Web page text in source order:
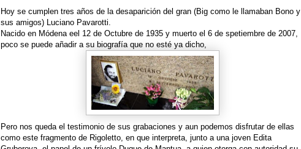
Hoy se cumplen tres años de la desaparición del gran (Big como le llamaban Bono y
sus amigos) Luciano Pavarotti.
Nacido en Módena eel 12 de Octubre de 1935 y muerto el 6 de spetiembre de 2007,
poco se puede añadir a su biografía que no esté ya dicho,
Pero nos queda el testimonio de sus grabaciones y aun podemos disfrutar de ellas
como este fragmento de Rigoletto, en que interpreta, junto a una joven Edita